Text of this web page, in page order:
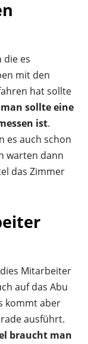
die es
mit den
hat sollte
sollte eine
ist.
es auch schon
warten dann
das Zimmer
Mitarbeiter
auf das Abu
kommt aber
ausführt.
braucht man